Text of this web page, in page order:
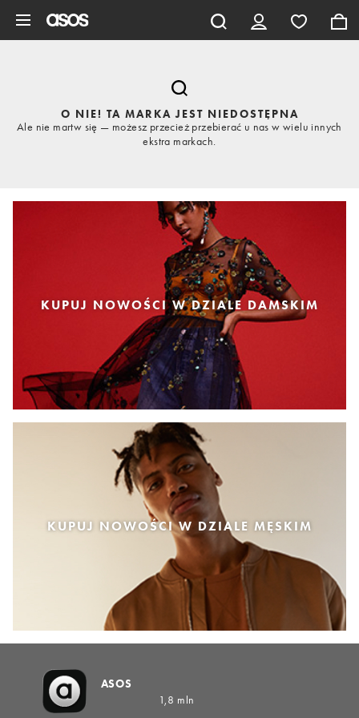
O NIE! TA MARKA JEST NIEDOSTĘPNA
Ale nie martw się — możesz przecież przebierać u nas w wielu innych
ekstra markach.
KUPUJ NOWOŚCI W DZIALE DAMSKIM
KUPUJ NOWOŚCI W DZIALE MĘSKIM
ASOS
1,8 mln